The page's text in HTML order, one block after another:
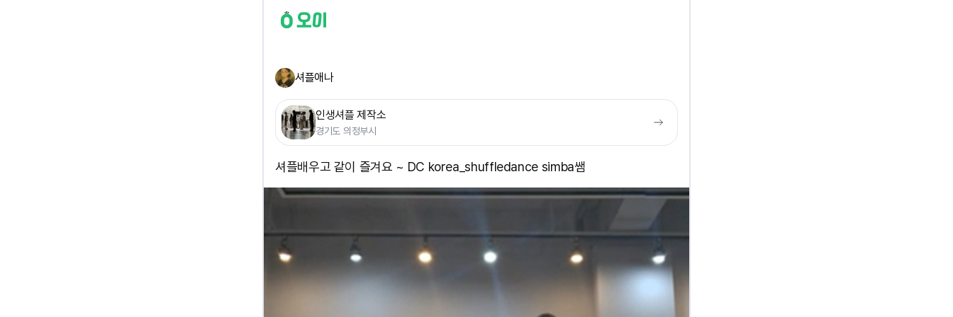
셔플애나
인생셔플 제작소
경기도 의정부시
셔플배우고 같이 즐겨요 ~ DC korea_shuffledance simba쌤